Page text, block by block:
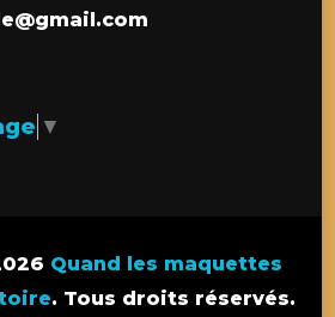
▼
Quand les maquettes
. Tous droits réservés.